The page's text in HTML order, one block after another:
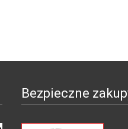
Bezpieczne